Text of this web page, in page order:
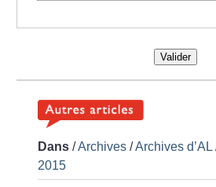
Valider
Dans /Archives /Archives d’AL
2015